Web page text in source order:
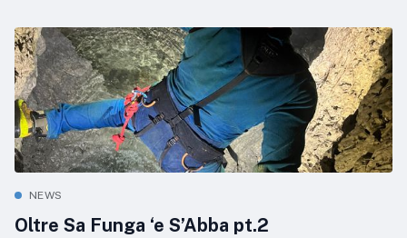
NEWS
Oltre Sa Funga ‘e S’Abba pt.2